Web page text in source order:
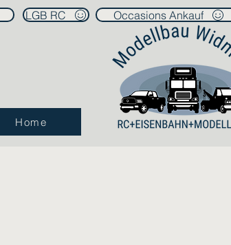
LGB RC
Home
Occasions Ankauf